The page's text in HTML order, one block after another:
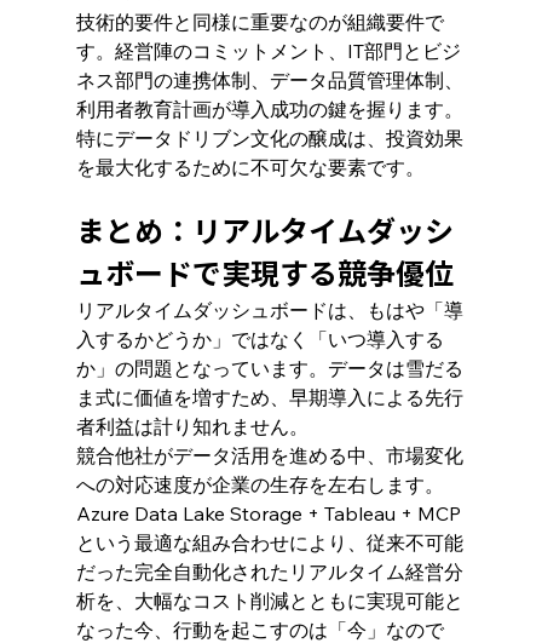
技術的要件と同様に重要なのが組織要件で
す。経営陣のコミットメント、IT部門とビジ
ネス部門の連携体制、データ品質管理体制、
利用者教育計画が導入成功の鍵を握ります。
特にデータドリブン文化の醸成は、投資効果
を最大化するために不可欠な要素です。
まとめ：リアルタイムダッシ
ュボードで実現する競争優位
リアルタイムダッシュボードは、もはや「導
入するかどうか」ではなく「いつ導入する
か」の問題となっています。データは雪だる
ま式に価値を増すため、早期導入による先行
者利益は計り知れません。
競合他社がデータ活用を進める中、市場変化
への対応速度が企業の生存を左右します。
Azure Data Lake Storage + Tableau + MCP
という最適な組み合わせにより、従来不可能
だった完全自動化されたリアルタイム経営分
析を、大幅なコスト削減とともに実現可能と
なった今、行動を起こすのは「今」なので